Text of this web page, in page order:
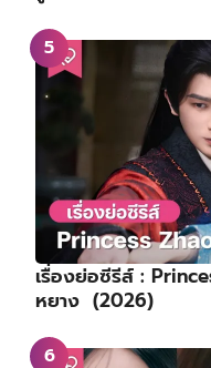
เรื่องย่อซีรีส์ :
หยาง (2026)